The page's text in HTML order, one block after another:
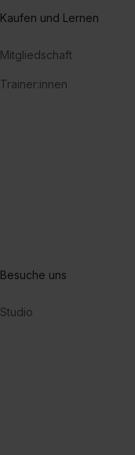
Kaufen und Lernen
Mitgliedschaft
Trainer:innen
Besuche uns
Studio